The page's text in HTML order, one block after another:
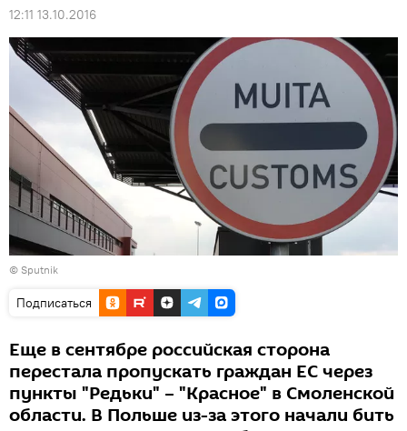
12:11 13.10.2016
© Sputnik
Подписаться
Еще в сентябре российская сторона
перестала пропускать граждан ЕС через
пункты "Редьки" – "Красное" в Смоленской
области. В Польше из-за этого начали бить